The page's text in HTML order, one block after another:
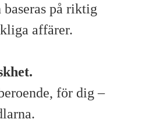
på riktig
affärer.
för dig –